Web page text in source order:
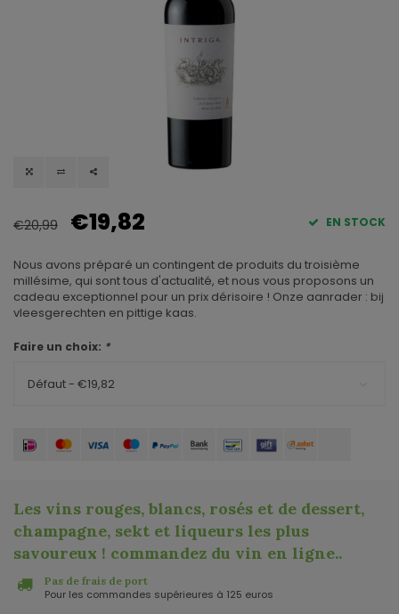
€20,99 €19,82 EN STOCK
Nous avons préparé un contingent de produits du troisième
millésime, qui sont tous d'actualité, et nous vous proposons un
cadeau exceptionnel pour un prix dérisoire ! Onze aanrader : bij
vleesgerechten en pittige kaas.
Faire un choix: *
Défaut - €19,82
Les vins rouges, blancs, rosés et de dessert,
champagne, sekt et liqueurs les plus
savoureux ! commandez du vin en ligne..
Pas de frais de port
Pour les commandes supérieures à 125 euros